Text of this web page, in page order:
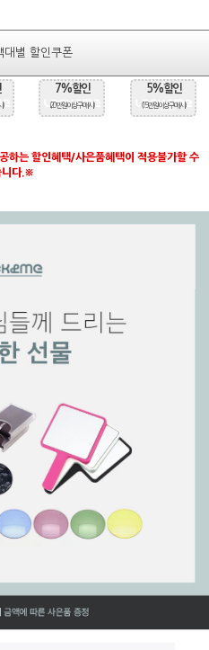
대별 할인쿠폰
7%할인
(20만원 이상 구매시)
5%할인
(15만원 이상 구매시)
하는 할인혜택/사은품혜택이 적용불가할 수
니다.※